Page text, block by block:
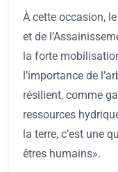
À cette occasion,
et de
la forte
l’importance de
résilient, comme
ressources
la terre, c’est une
êtres humains».